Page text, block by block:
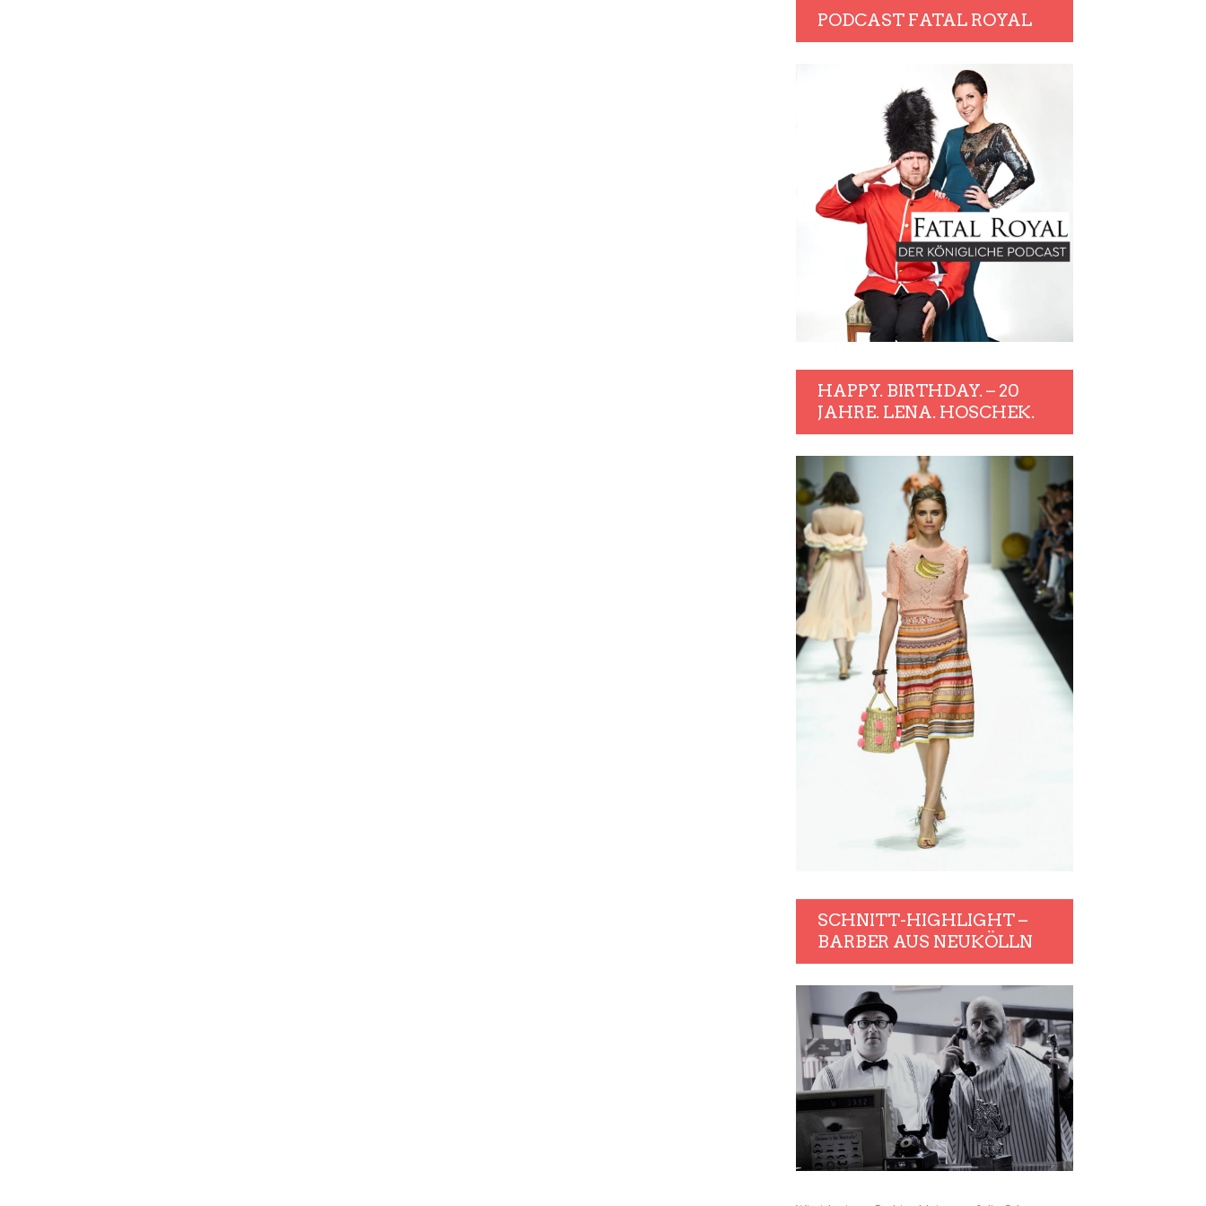
PODCAST FATAL ROYAL
HAPPY. BIRTHDAY. – 20
JAHRE. LENA. HOSCHEK.
SCHNITT-HIGHLIGHT –
BARBER AUS NEUKÖLLN